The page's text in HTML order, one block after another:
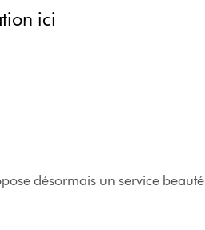
ici
désormais un service beauté